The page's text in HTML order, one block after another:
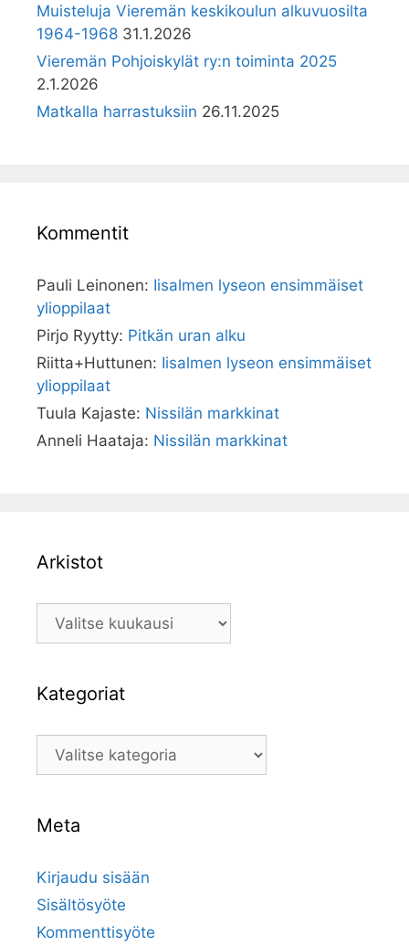
Muisteluja Vieremän keskikoulun alkuvuosilta
1964-1968 31.1.2026
Vieremän Pohjoiskylät ry:n toiminta 2025
2.1.2026
Matkalla harrastuksiin 26.11.2025
Kommentit
Pauli Leinonen: Iisalmen lyseon ensimmäiset
ylioppilaat
Pirjo Ryytty: Pitkän uran alku
Riitta+Huttunen: Iisalmen lyseon ensimmäiset
ylioppilaat
Tuula Kajaste: Nissilän markkinat
Anneli Haataja: Nissilän markkinat
Arkistot
Arkistot
Kategoriat
Kategoriat
Meta
Kirjaudu sisään
Sisältösyöte
Kommenttisyöte